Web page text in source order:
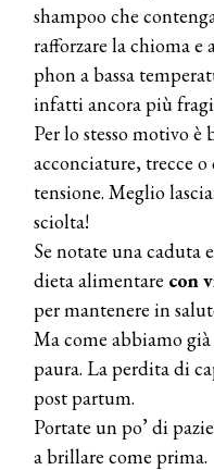
shampoo che
rafforzare la chioma e
phon a bassa
infatti ancora più
Per lo stesso motivo
acconciature, trecce o
tensione. Meglio
sciolta!
Se notate una caduta
dieta alimentare con
per mantenere in
Ma come abbiamo
paura. La perdita di
post partum.
Portate un po’ di
a brillare come prima.
DYSON
Dyson presenta la
pervinca e rosé per
COTRIL
Continua la
Cotril alla Festa del
TONI&GUY
A Natale regala una
TONI&GUY “Feel
TONI&GUY
LABEL.M lancia la
eco-sostenibile
professionali
DAVINES
Davines presenta